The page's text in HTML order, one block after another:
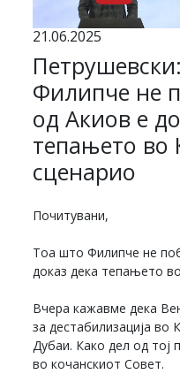
21.06.2025
Филипче не
од Акиов е
тепањето во
сценарио
Почитувани,
Тоа што Филипче не
доказ дека тепањето
Вчера кажавме дека
за дестабилизација во
Дубаи. Како дел од тој
во кочанскиот Совет.